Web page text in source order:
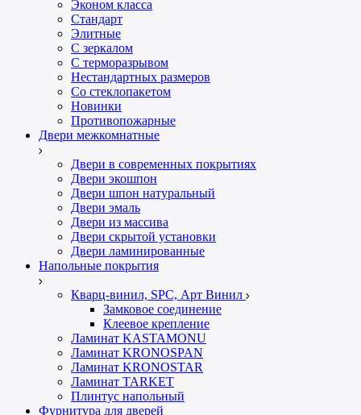
Эконом класса
Стандарт
Элитные
С зеркалом
С терморазрывом
Нестандартных размеров
Со стеклопакетом
Новинки
Противопожарные
Двери межкомнатные
Двери в современных покрытиях
Двери экошпон
Двери шпон натуральный
Двери эмаль
Двери из массива
Двери скрытой установки
Двери ламинированные
Напольные покрытия
Кварц-винил, SPC, Арт Винил
Замковое соединение
Клеевое крепление
Ламинат KASTAMONU
Ламинат KRONOSPAN
Ламинат KRONOSTAR
Ламинат TARKET
Плинтус напольный
Фурнитура для дверей